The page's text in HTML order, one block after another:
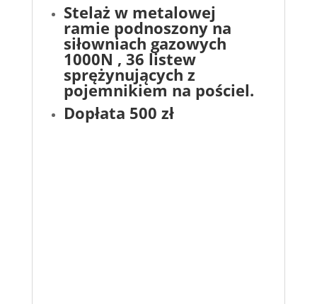
Stelaż w metalowej
ramie podnoszony na
siłowniach gazowych
1000N , 36 listew
sprężynujących z
pojemnikiem na pościel.
Dopłata 500 zł